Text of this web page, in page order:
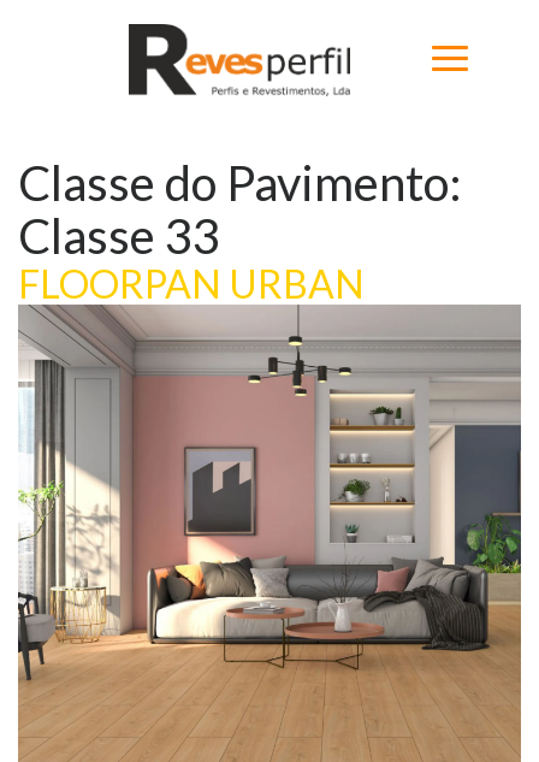
Home
Novidades
Catálogos
Portfólio
Sobre
Contactos
Loja Online
Classe do Pavimento:
Classe 33
FLOORPAN URBAN